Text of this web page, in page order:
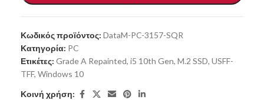
Κωδικός προϊόντος: DataM-PC-3157-SQR
Κατηγορία: PC
Ετικέτες: Grade A Repainted, i5 10th Gen, M.2 SSD, USFF-
TFF, Windows 10
Κοινή χρήση: